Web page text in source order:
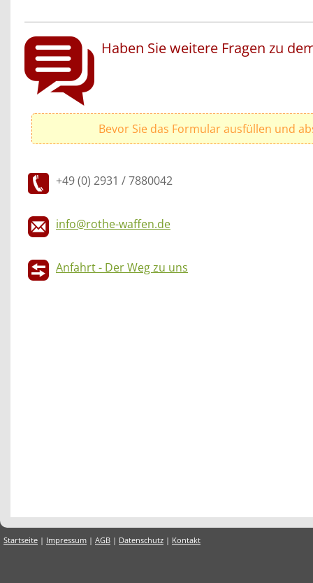
Haben Sie weitere Fragen zu
Bevor Sie das Formular ausfüllen und
+49 (0) 2931 / 7880042
info@rothe-waffen.de
Anfahrt - Der Weg zu uns
Startseite | Impressum | AGB | Datenschutz | Kontakt